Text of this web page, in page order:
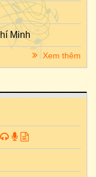
Minh
Xem thêm